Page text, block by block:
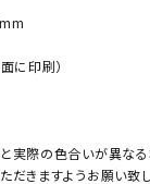
に印刷）
際の色合いが異なる
きますようお願い致し